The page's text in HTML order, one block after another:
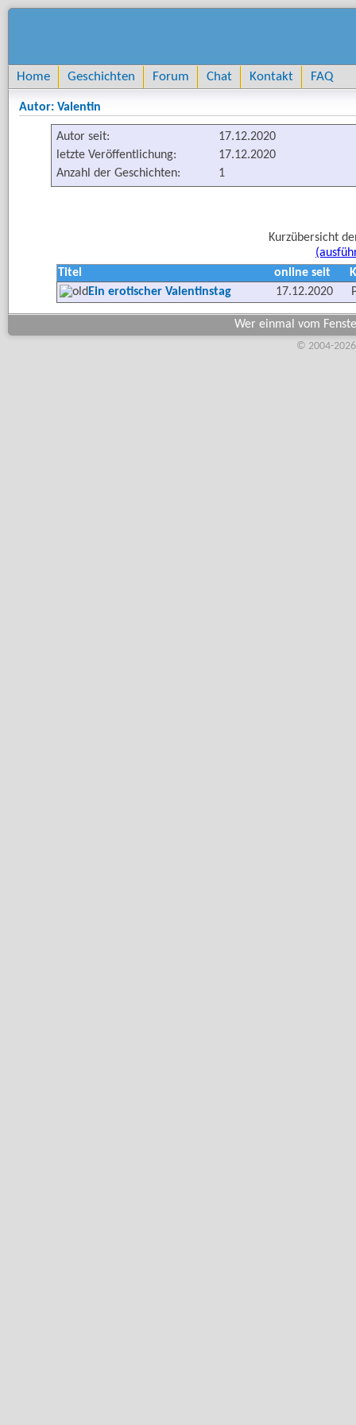
Home Geschichten Forum Chat Kontakt FAQ
Autor: Valentin
Autor seit:
17.12.2020
letzte Veröffentlichung:
17.12.2020
Anzahl der Geschichten:
1
Kurzübersicht
Titel
online seit
Ein erotischer Valentinstag
17.12.2020
Wer einmal vom
© 2004-